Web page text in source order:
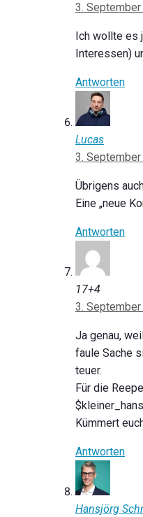
3.
Ich wollte es
Interessen)
Antworten
Lucas
3.
Übrigens
Eine „neue
Antworten
17+4
3.
Ja genau,
faule Sache
teuer.
Für die
Kümmert
Antworten
Hansjörg